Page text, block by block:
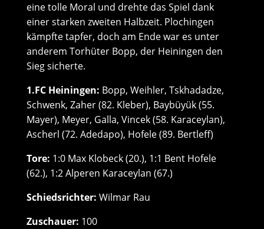
eine tolle Moral und drehte das Spiel dank
einer starken zweiten Halbzeit. Plochingen
kämpfte tapfer, doch am Ende war es unter
anderem Torhüter Bopp, der Heiningen den
Sieg sicherte.
1.FC Heiningen: Bopp, Weihler, Tskhadadze,
Schwenk, Zaher (82. Kleber), Baybüyük (55.
Mayer), Meyer, Galla, Vincek (58. Karaceylan),
Ascherl (72. Adedapo), Hofele (89. Bertleff)
Tore: 1:0 Max Klobeck (20.), 1:1 Bent Hofele
(62.), 1:2 Alperen Karaceylan (67.)
Schiedsrichter: Wilmar Rau
Zuschauer: 100